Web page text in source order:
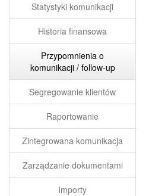
Statystyki komunikacji
Historia finansowa
Przypomnienia o
komunikacji / follow-up
Segregowanie klientów
Raportowanie
Zintegrowana komunikacja
Zarządzanie dokumentami
Importy